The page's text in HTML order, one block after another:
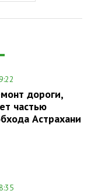
дороги,
частью
Астрахани